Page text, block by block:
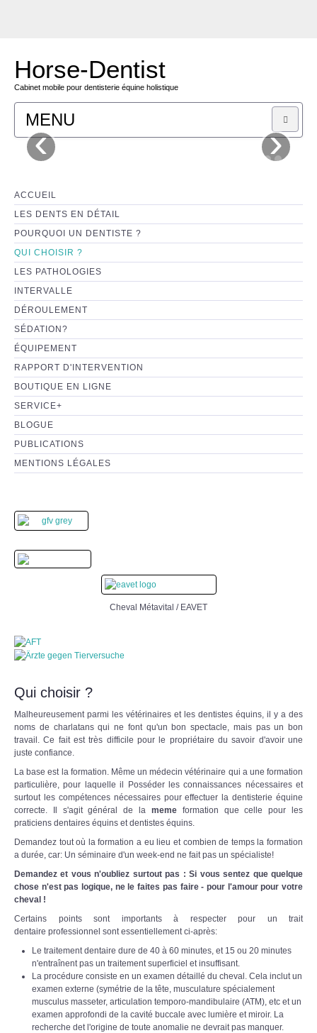
Horse-Dentist
Cabinet mobile pour dentisterie équine holistique
MENU
C'EST MOI
TARIFS
CONTACT
BOUTIQUE
‹ ›
ACCUEIL
LES DENTS EN DÉTAIL
POURQUOI UN DENTISTE ?
QUI CHOISIR ?
LES PATHOLOGIES
INTERVALLE
DÉROULEMENT
SÉDATION?
ÉQUIPEMENT
RAPPORT D'INTERVENTION
BOUTIQUE EN LIGNE
SERVICE+
BLOGUE
PUBLICATIONS
MENTIONS LÉGALES
Cheval Métavital / EAVET
Qui choisir ?
Malheureusement parmi les vétérinaires et les dentistes équins, il y a des
noms de charlatans qui ne font qu'un bon spectacle, mais pas un bon
travail. Ce fait est très difficile pour le propriétaire du savoir d'avoir une
juste confiance.
La base est la formation. Même un médecin vétérinaire qui a une formation
particulière, pour laquelle il Posséder les connaissances nécessaires et
surtout les compétences nécessaires pour effectuer la dentisterie équine
correcte. Il s'agit généralde la meme formation que cellepour les
praticiens dentaires équins et dentistes équins.
Demandez tout où la formation a eu lieu et combien de temps la formation
a durée, car: Un séminaire d'un week-end ne fait pas un spécialiste!
Demandez et vous n'oubliez surtout pas : Si vous sentez que quelque
chose n'est pas logique, ne le faites pas faire - pour l'amour pour votre
cheval !
Certains points sont importants à respecter pour un trait
dentaire professionnel sont essentiellement ci-après:
Le traitement dentaire dure de 40 à 60 minutes, et 15 ou 20 minutes
n'entraînent pas un traitement superficiel et insuffisant.
La procédure consiste en un examen détaillé du cheval. Cela inclut un
examen externe (symétrie de la tête, musculature spécialement
musculus masseter, articulation temporo-mandibulaire (ATM), etc et un
examen approfondi de la cavité buccale avec lumière et miroir. La
recherche det l'origine de toute anomalie ne devrait pas manquer.